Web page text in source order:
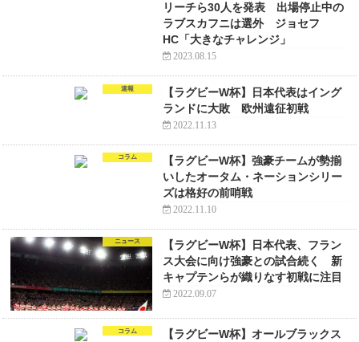
リーチら30人を発表 出場停止中の
ラブスカフニは選外 ジョセフ
HC「大きなチャレンジ」
2023.08.15
速報
【ラグビーW杯】日本代表はイング
ランドに大敗 欧州遠征初戦
2022.11.13
コラム
【ラグビーW杯】強豪チームが勢揃
いしたオータム・ネーションシリー
ズは格好の前哨戦
2022.11.10
ニュース
【ラグビーW杯】日本代表、フラン
ス大会に向け強豪との試合続く 新
キャプテンらが織りなす初戦に注目
2022.09.07
コラム
【ラグビーW杯】オールブラックス